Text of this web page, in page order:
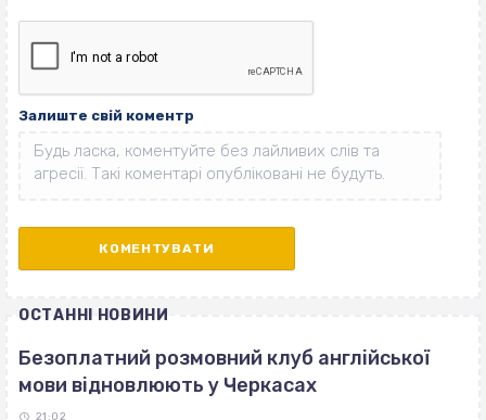
Залиште свій коментр
ОСТАННІ НОВИНИ
Безоплатний розмовний клуб англійської
мови відновлюють у Черкасах
21:02